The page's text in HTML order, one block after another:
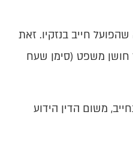
חייב בנזקיו. זאת
חושן משפט (סימן שעח
משום הדין הידוע